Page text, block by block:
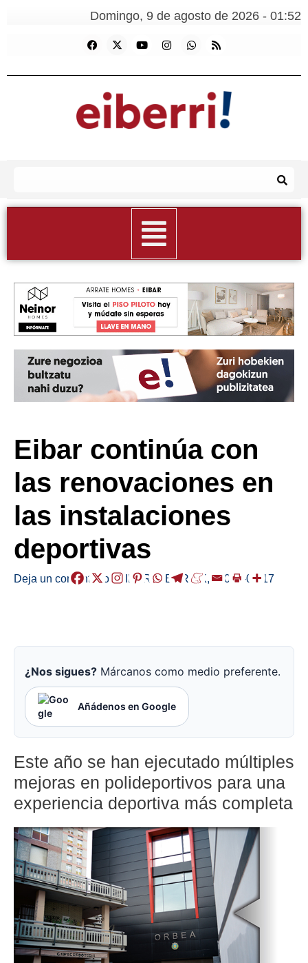
Domingo, 9 de agosto de 2026 - 01:52
Eibar continúa con
las renovaciones en
las instalaciones
deportivas
Deja un comentario /EIBAR ,HERRIAK,/2025-09-17
¿Nos sigues? Márcanos como medio preferente.
Añádenos en Google
Este año se han ejecutado múltiples
mejoras en polideportivos para una
experiencia deportiva más completa